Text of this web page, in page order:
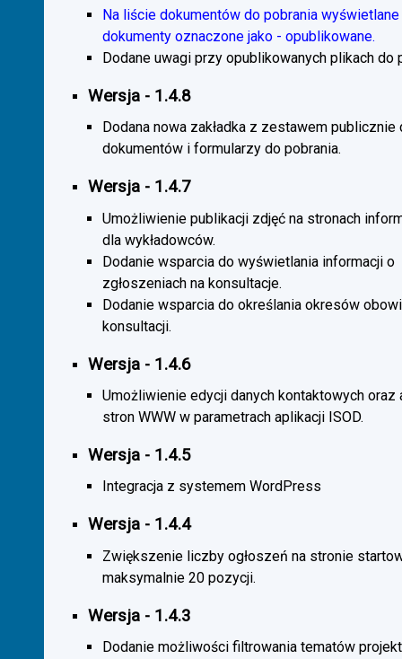
Na liście dokumentów do pobrania
dokumenty oznaczone jako - opublikowane.
Dodane uwagi przy opublikowanych plikach do
Wersja - 1.4.8
Dodana nowa zakładka z zestawem publicznie
dokumentów i formularzy do pobrania.
Wersja - 1.4.7
Umożliwienie publikacji zdjęć na stronach
dla wykładowców.
Dodanie wsparcia do wyświetlania informacji o
zgłoszeniach na konsultacje.
Dodanie wsparcia do określania okresów
konsultacji.
Wersja - 1.4.6
Umożliwienie edycji danych kontaktowych oraz
stron WWW w parametrach aplikacji ISOD.
Wersja - 1.4.5
Integracja z systemem WordPress
Wersja - 1.4.4
Zwiększenie liczby ogłoszeń na stronie
maksymalnie 20 pozycji.
Wersja - 1.4.3
Dodanie możliwości filtrowania tematów